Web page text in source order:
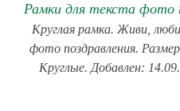
Рамки для текста фото
Круглая рамка. Живи,
фото поздравления.
Круглые. Добавлен: